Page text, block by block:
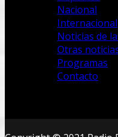
Nacional
Internacional
Noticias de
Otras
Programas
Contacto